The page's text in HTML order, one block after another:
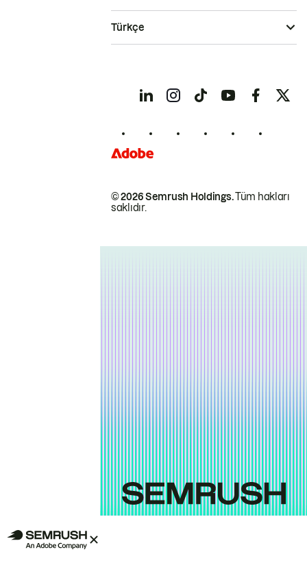
© 2026 Semrush Holdings.Tüm hakları
saklıdır.
Türkçe